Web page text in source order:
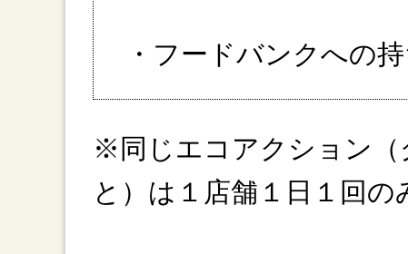
・フードバンクへの
※同じエコアクション（
と）は１店舗１日１回